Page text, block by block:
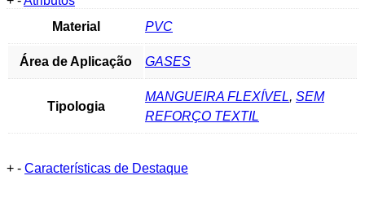
Material
PVC
Área de Aplicação GASES
Tipologia
MANGUEIRA FLEXÍVEL, SEM
REFORÇO TEXTIL
+ - Características de Destaque